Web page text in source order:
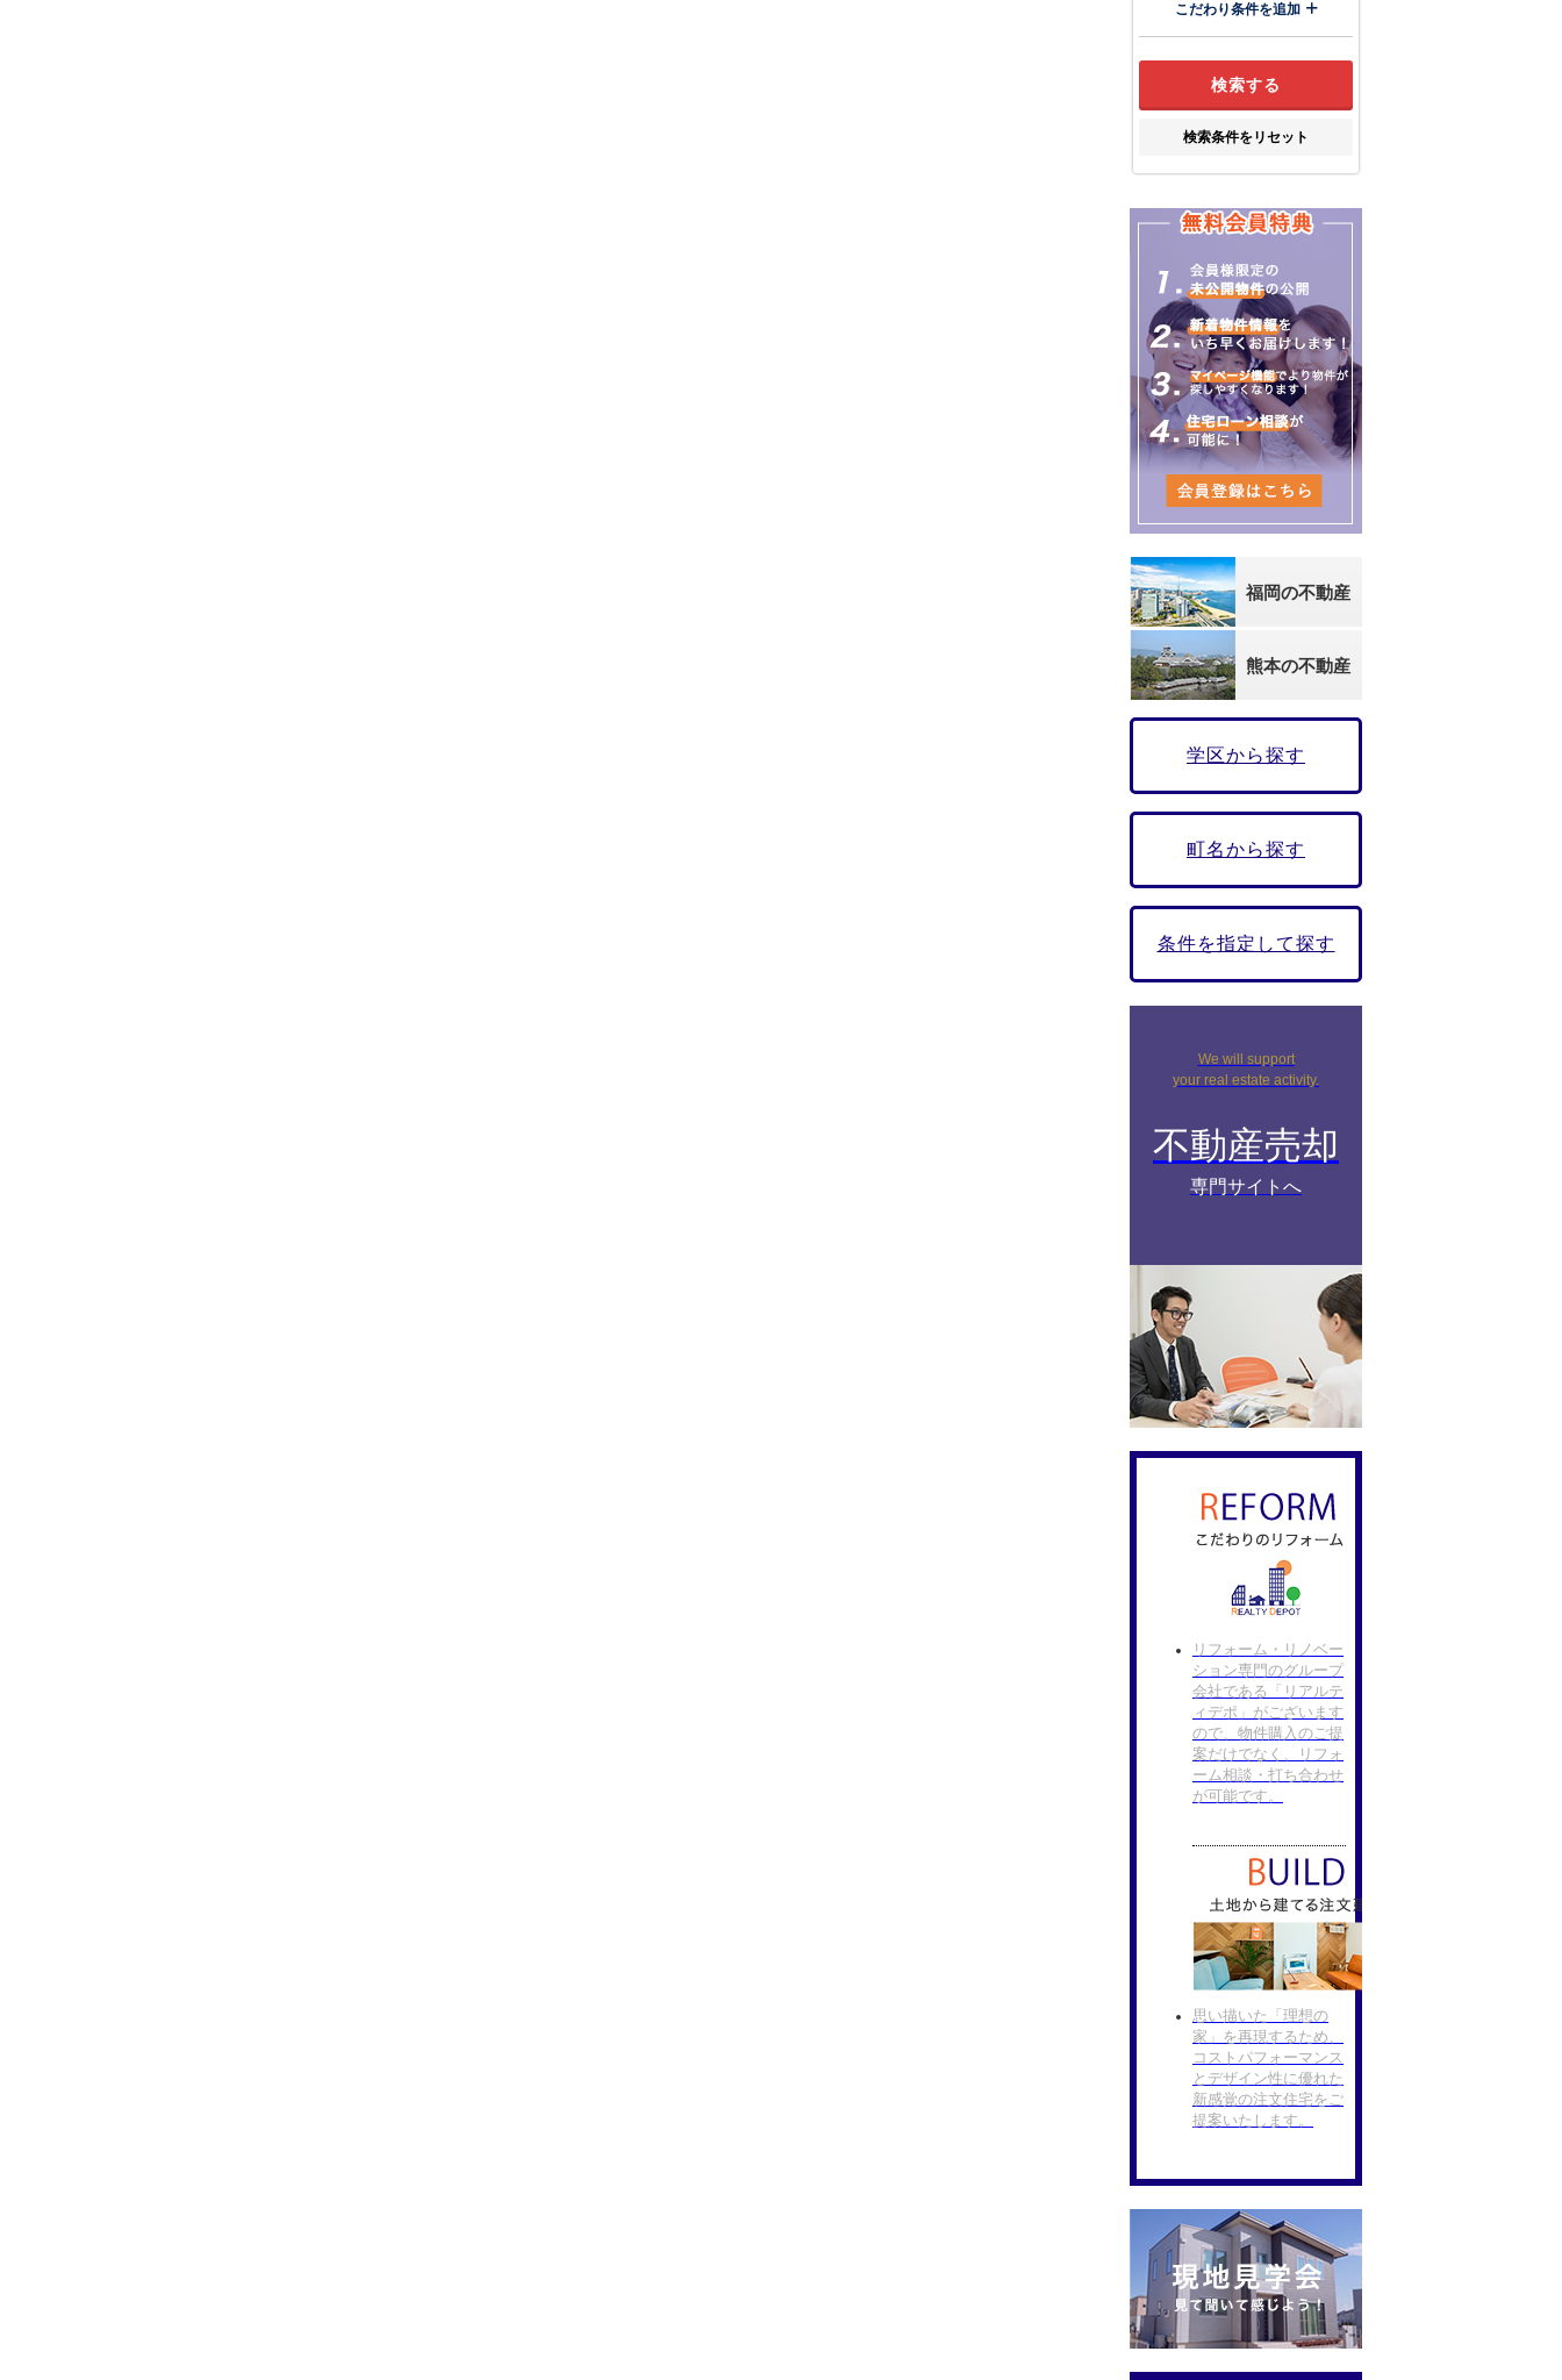
こだわり条件を追加
検索条件をリセット
福岡の不動産
熊本の不動産
学区から探す
町名から探す
条件を指定して探す
We will support
your real estate activity.
不動産売却
専門サイトへ
リフォーム・リノベー
ション専門のグループ
会社である「リアルテ
ィデポ」がございます
ので、物件購入のご提
案だけでなく、リフォ
ーム相談・打ち合わせ
が可能です。
思い描いた「理想の
家」を再現するため、
コストパフォーマンス
とデザイン性に優れた
新感覚の注文住宅をご
提案いたします。